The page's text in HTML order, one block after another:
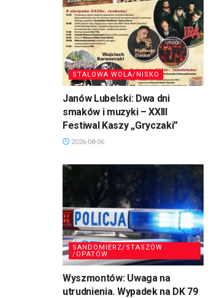
STALOWA WOLA/NISKO
Janów Lubelski: Dwa dni
smaków i muzyki – XXIII
Festiwal Kaszy „Gryczaki”
2026-08-06
SANDOMIERZ/STASZÓW
/OPATÓW
Wyszmontów: Uwaga na
utrudnienia. Wypadek na DK 79